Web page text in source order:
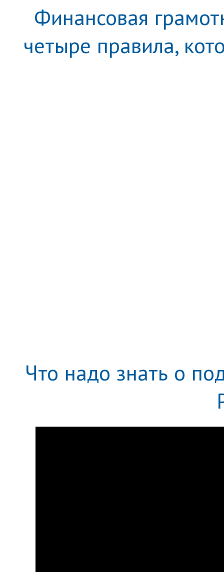
Финансовая
четыре правила,
Что надо знать о